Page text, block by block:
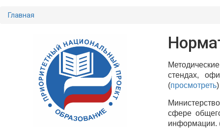
Главная
стендах,
(просмотреть)
сфере
информации.